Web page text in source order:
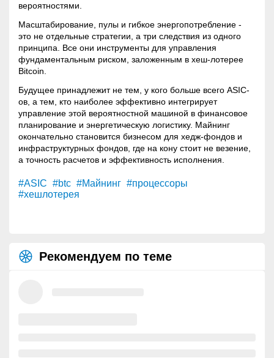
вероятностями.
Масштабирование, пулы и гибкое энергопотребление -
это не отдельные стратегии, а три следствия из одного
принципа. Все они инструменты для управления
фундаментальным риском, заложенным в хеш-лотерее
Bitcoin.
Будущее принадлежит не тем, у кого больше всего ASIC-
ов, а тем, кто наиболее эффективно интегрирует
управление этой вероятностной машиной в финансовое
планирование и энергетическую логистику. Майнинг
окончательно становится бизнесом для хедж-фондов и
инфраструктурных фондов, где на кону стоит не везение,
а точность расчетов и эффективность исполнения.
#ASIC #btc #Майнинг #процессоры
#хешлотерея
Рекомендуем по теме